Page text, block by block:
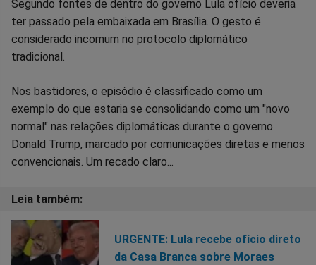
Segundo fontes de dentro do governo Lula ofício deveria
ter passado pela embaixada em Brasília. O gesto é
considerado incomum no protocolo diplomático
tradicional.
Nos bastidores, o episódio é classificado como um
exemplo do que estaria se consolidando como um "novo
normal" nas relações diplomáticas durante o governo
Donald Trump, marcado por comunicações diretas e menos
convencionais. Um recado claro...
URGENTE: Lula recebe ofício direto
da Casa Branca sobre Moraes